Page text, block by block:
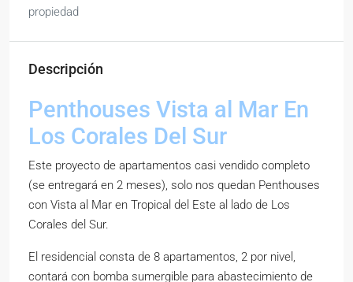
propiedad
Descripción
Penthouses Vista al Mar En
Los Corales Del Sur
Este proyecto de apartamentos casi vendido completo
(se entregará en 2 meses), solo nos quedan Penthouses
con Vista al Mar en Tropical del Este al lado de Los
Corales del Sur.
El residencial consta de 8 apartamentos, 2 por nivel,
contará con bomba sumergible para abastecimiento de